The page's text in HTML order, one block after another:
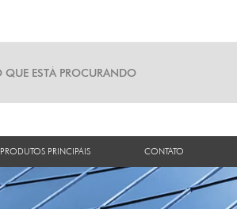
PRODUTOS PRINCIPAIS CONTATO